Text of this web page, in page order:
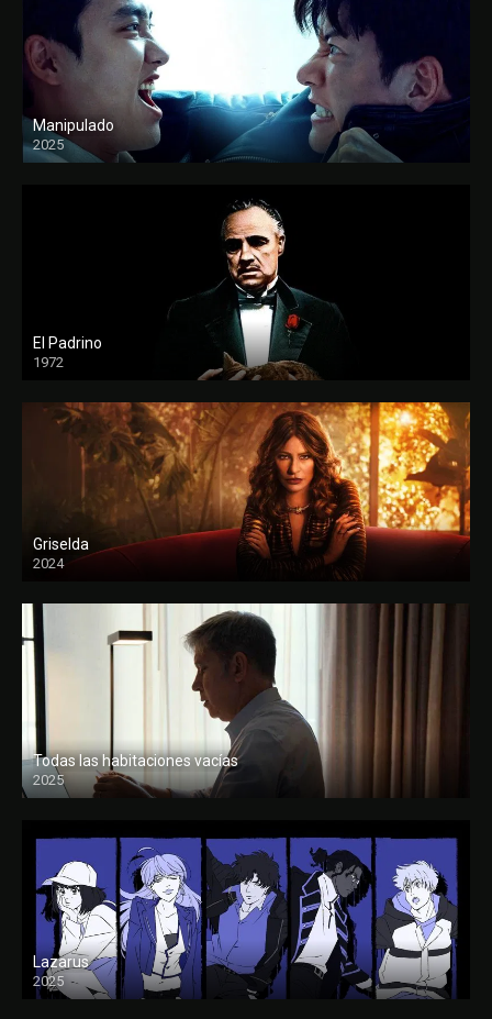
Manipulado
2025
El Padrino
1972
FULL HD
Griselda
2024
Todas las habitaciones vacías
2025
FULL HD
Lazarus
2025